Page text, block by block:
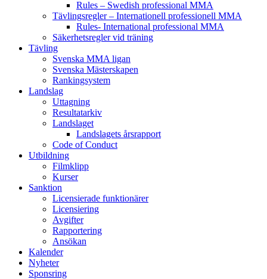
Rules – Swedish professional MMA
Tävlingsregler – Internationell professionell MMA
Rules- International professional MMA
Säkerhetsregler vid träning
Tävling
Svenska MMA ligan
Svenska Mästerskapen
Rankingsystem
Landslag
Uttagning
Resultatarkiv
Landslaget
Landslagets årsrapport
Code of Conduct
Utbildning
Filmklipp
Kurser
Sanktion
Licensierade funktionärer
Licensiering
Avgifter
Rapportering
Ansökan
Kalender
Nyheter
Sponsring